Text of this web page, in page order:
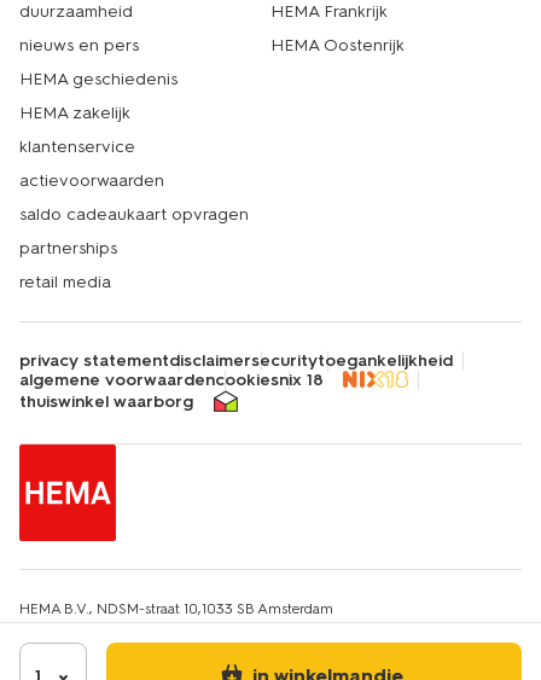
duurzaamheid
nieuws en pers
HEMA geschiedenis
HEMA zakelijk
klantenservice
actievoorwaarden
saldo cadeaukaart opvragen
partnerships
retail media
HEMA Frankrijk
HEMA Oostenrijk
privacy statementdisclaimersecuritytoegankelijkheid
algemene voorwaardencookiesnix 18
thuiswinkel waarborg
HEMA B.V., NDSM-straat 10,1033 SB Amsterdam
KvK-nummer: 34215639
IBAN: HEMA NL67INGB0651607663
Btw-identificatienummer: NL814217412B01